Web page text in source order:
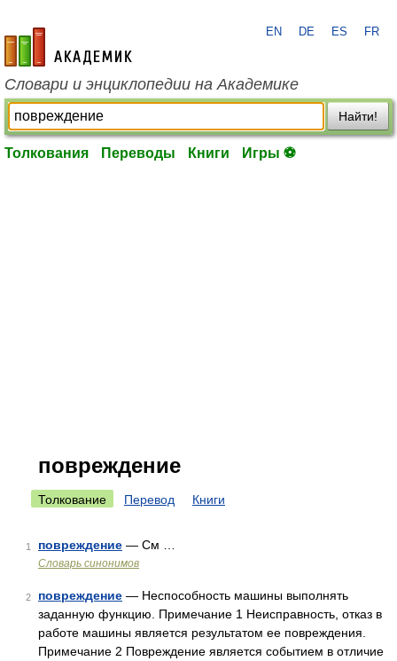
academic.ru
EN DE ES FR
Словари и энциклопедии на Академике
Найти!
Толкования Переводы Книги Игры ⚽
повреждение
Толкование Перевод Книги
1 повреждение — См …
Словарь синонимов
2 повреждение — Неспособность машины выполнять
заданную функцию. Примечание 1 Неисправность, отказ в
работе машины является результатом ее повреждения.
Примечание 2 Повреждение является событием в отличие